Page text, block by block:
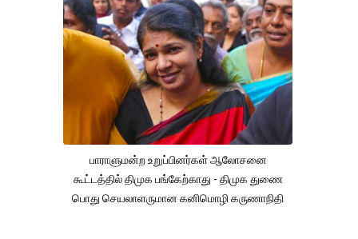
பாராளுமன்ற உறுப்பினர்கள் ஆலோசனை
கூட்டத்தில் திமுக பங்கேற்காது - திமுக துணை
பொது செயலாளருமான கனிமொழி கருணாநிதி